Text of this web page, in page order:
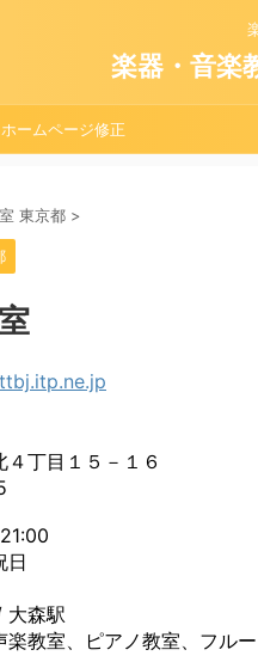
楽器・音楽
ホームページ修正
東京都 >
丁目１５－１６
日
大森駅
楽教室、ピアノ教室、フル